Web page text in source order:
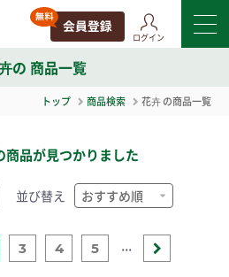
ログイン
の 商品一覧
トップ 商品検索 花卉の商品一覧
商品が見つかりました
3 4 5 ...
並び替え